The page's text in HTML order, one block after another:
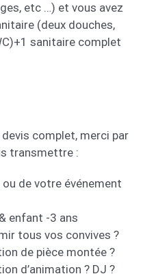
etc …) et vous avez
(deux douches,
sanitaire complet
complet, merci par
transmettre :
de votre événement
enfant -3 ans
tous vos convives ?
de pièce montée ?
d’animation ? DJ ?